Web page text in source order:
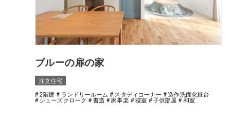
ブルーの扉の家
注文住宅
2階建
ランドリールーム スタディコーナー 造作洗面化粧台
シューズクローク 書斎 家事楽 寝室 子供部屋 和室